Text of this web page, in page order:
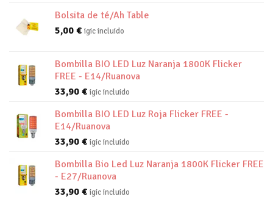
Bolsita de té/Ah Table
5,00 € igic incluido
Bombilla BIO LED Luz Naranja 1800K Flicker
FREE - E14/Ruanova
33,90 € igic incluido
Bombilla BIO LED Luz Roja Flicker FREE -
E14/Ruanova
33,90 € igic incluido
Bombilla Bio Led Luz Naranja 1800K Flicker FREE
- E27/Ruanova
33,90 € igic incluido